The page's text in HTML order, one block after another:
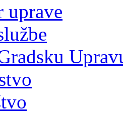
uprave